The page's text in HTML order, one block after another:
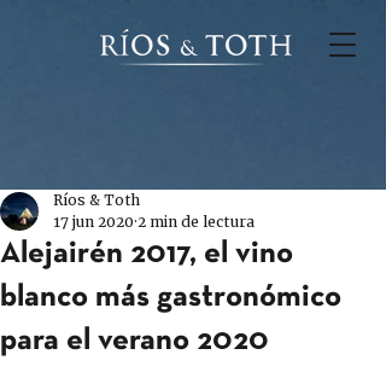
Alejairén 2017, el vino
blanco más gastronómico
para el verano 2020
Ríos & Toth
17 jun 2020 2 min de lectura